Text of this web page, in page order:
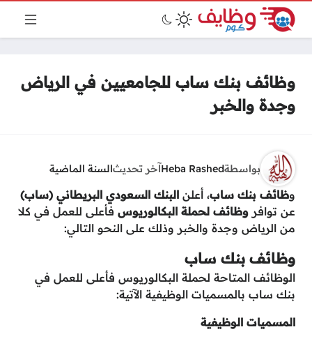
وظائف بنك ساب للجامعيين في الرياض
وجدة والخبر
بواسطةHeba Rashedآخر تحديثالسنة الماضية
وظائف بنك ساب، أعلن البنك السعودي البريطاني (ساب)
عن توافر وظائف لحملة البكالوريوس فأعلى للعمل في كلا
من الرياض وجدة والخبر وذلك على النحو التالي:
وظائف بنك ساب
الوظائف المتاحة لحملة البكالوريوس فأعلى للعمل في
بنك ساب بالمسميات الوظيفية الآتية:
المسميات الوظيفية